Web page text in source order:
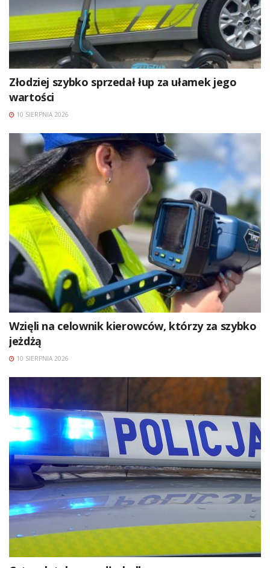
Złodziej szybko sprzedał łup za ułamek jego
wartości
10 SIERPNIA 2026
Wzięli na celownik kierowców, którzy za szybko
jeżdżą
10 SIERPNIA 2026